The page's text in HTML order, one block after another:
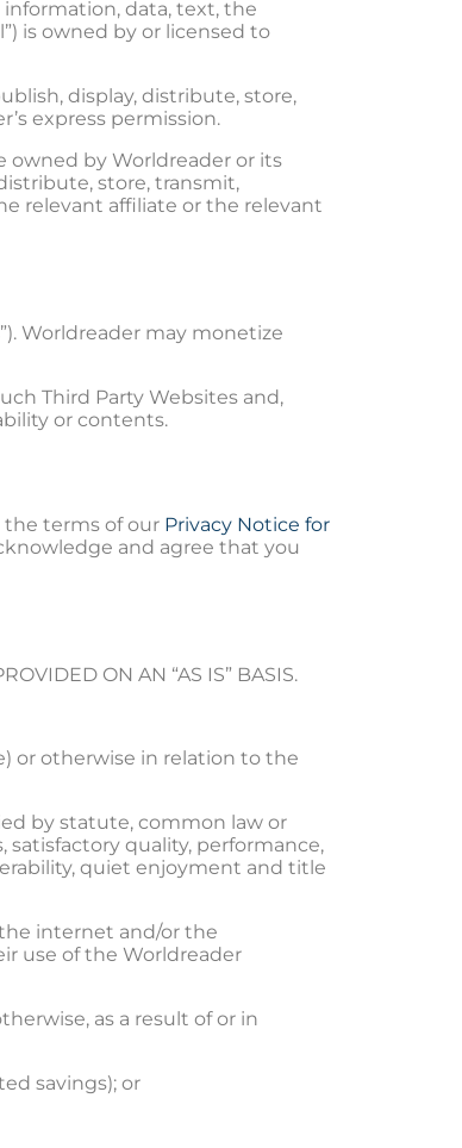
data, text, the
is owned by or licensed to
display, distribute, store,
express permission.
owned by Worldreader or its
store, transmit,
relevant affiliate or the relevant
Worldreader may monetize
Third Party Websites and,
or contents.
the terms of our Privacy Notice for
and agree that you
ON AN “AS IS” BASIS.
or otherwise in relation to the
by statute, common law or
quality, performance,
quiet enjoyment and title
internet and/or the
use of the Worldreader
as a result of or in
savings); or